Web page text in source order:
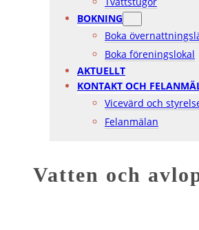
BOKNING
Boka
Boka föreningslokal
AKTUELLT
KONTAKT OCH
Vicevärd och
Felanmälan
Vatten och